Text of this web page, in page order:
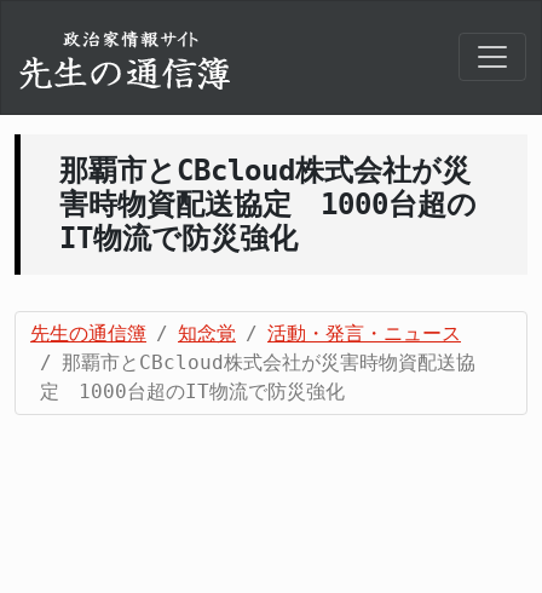
那覇市とCBcloud株式会社が災
害時物資配送協定 1000台超の
IT物流で防災強化
先生の通信簿 知念覚
活動・発言・ニュース
那覇市とCBcloud株式会社が災害時物資配送協
定 1000台超のIT物流で防災強化